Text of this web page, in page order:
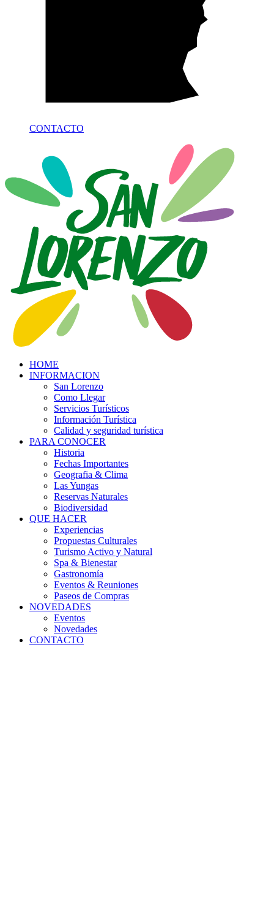
CONTACTO
HOME
INFORMACION
San Lorenzo
Como Llegar
Servicios Turísticos
Información Turística
Calidad y seguridad turística
PARA CONOCER
Historia
Fechas Importantes
Geografia & Clima
Las Yungas
Reservas Naturales
Biodiversidad
QUE HACER
Experiencias
Propuestas Culturales
Turismo Activo y Natural
Spa & Bienestar
Gastronomía
Eventos & Reuniones
Paseos de Compras
NOVEDADES
Eventos
Novedades
CONTACTO